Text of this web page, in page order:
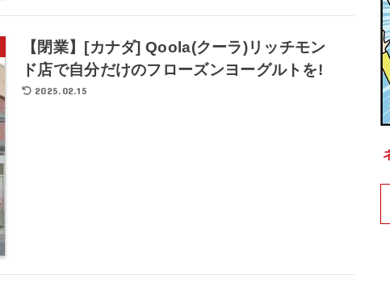
【閉業】[カナダ] Qoola(クーラ)リッチモン
ド店で自分だけのフローズンヨーグルトを!
2025.02.15